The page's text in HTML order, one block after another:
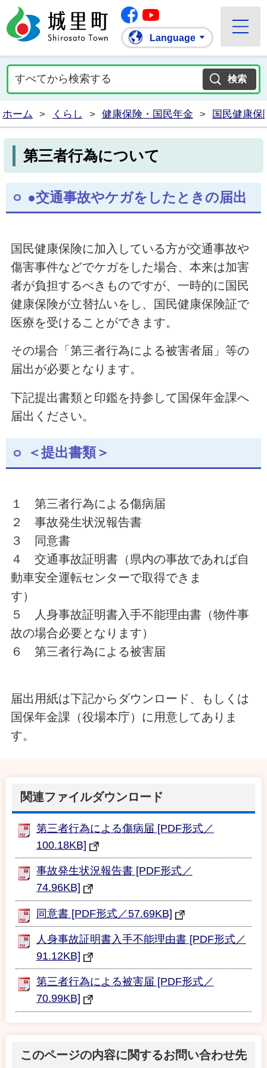
城里町ホームページ
Facebook
Language
ホーム > くらし > 健康保険・国民年金 > 国民健康保
第三者行為について
●交通事故やケガをしたときの届出
国民健康保険に加入している方が交通事故や
傷害事件などでケガをした場合、本来は加害
者が負担するべきものですが、一時的に国民
健康保険が立替払いをし、国民健康保険証で
医療を受けることができます。
その場合「第三者行為による被害者届」等の
届出が必要となります。
下記提出書類と印鑑を持参して国保年金課へ
届出ください。
＜提出書類＞
１ 第三者行為による傷病届
２ 事故発生状況報告書
３ 同意書
４ 交通事故証明書（県内の事故であれば自
動車安全運転センターで取得できま
す）
５ 人身事故証明書入手不能理由書（物件事
故の場合必要となります）
６ 第三者行為による被害届
届出用紙は下記からダウンロード、もしくは
国保年金課（役場本庁）に用意してありま
す。
関連ファイルダウンロード
第三者行為による傷病届 [PDF形式／
100.18KB]
事故発生状況報告書 [PDF形式／
74.96KB]
同意書 [PDF形式／57.69KB]
人身事故証明書入手不能理由書 [PDF形式／
91.12KB]
第三者行為による被害届 [PDF形式／
70.99KB]
このページの内容に関するお問い合わせ先